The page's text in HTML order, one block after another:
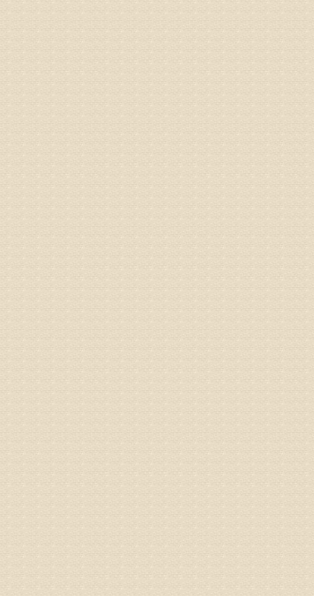
由于来
姓名：
病情描
专家回
液，同
外用、
姓名：
病情描
专家回
济南杏
术，无
由于专
姓名：
病情描
专家回
先需要
同时，
突出的
由于我
姓名：
病情描
姓名：
病情描
何？
治疗方